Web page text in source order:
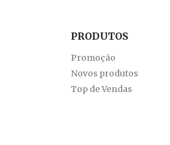
PRODUTOS
Promoção
Novos produtos
Top de Vendas